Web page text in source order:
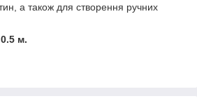
а також для створення ручних
м.